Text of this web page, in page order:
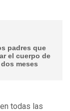
padres que
el cuerpo de
meses
en todas las